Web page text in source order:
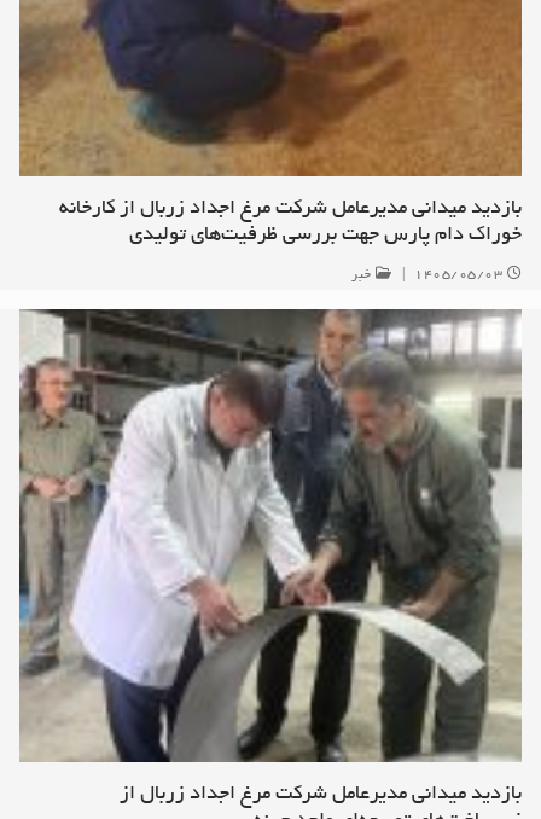
بازدید میدانی مدیرعامل شرکت مرغ اجداد زربال از کارخانه
خوراک دام پارس جهت بررسی ظرفیت‌های تولیدی
۱۴۰۵/۰۵/۰۳ خبر
بازدید میدانی مدیرعامل شرکت مرغ اجداد زربال از